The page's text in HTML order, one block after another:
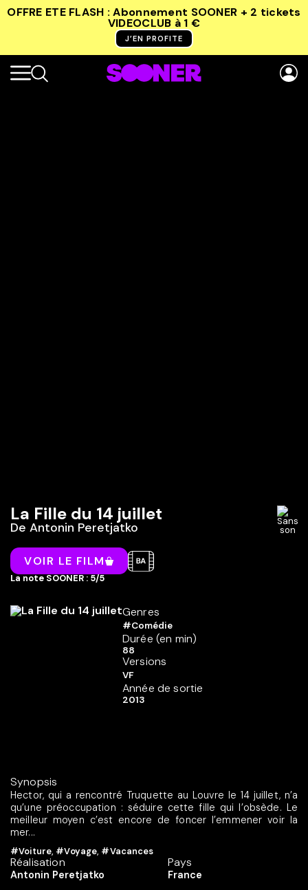
OFFRE ETE FLASH : Abonnement SOONER + 2 tickets
VIDEOCLUB à 1 €
J’EN PROFITE
La Fille du 14 juillet
De Antonin Peretjatko
VOIR LE FILM
La note SOONER : 5/5
Genres
#Comédie
Durée (en min)
88
Versions
VF
Année de sortie
2013
Synopsis
Hector, qui a rencontré Truquette au Louvre le 14 juillet, n’a
qu’une préoccupation : séduire cette fille qui l’obsède. Le
meilleur moyen c’est encore de foncer l’emmener voir la
mer...
#Voiture, #Voyage, #Vacances
Réalisation
Antonin Peretjatko
Pays
France